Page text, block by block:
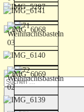
Suchen
nach: